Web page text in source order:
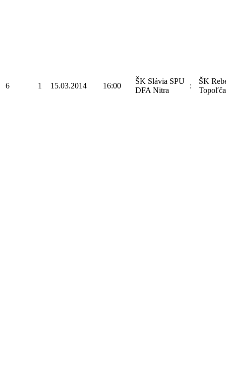
6 1 15.03.2014 16:00
ŠK Slávia SPU
DFA Nitra
:
ŠK